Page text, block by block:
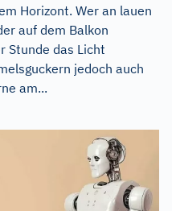
Horizont. Wer an lauen
auf dem Balkon
Stunde das Licht
jedoch auch
am...